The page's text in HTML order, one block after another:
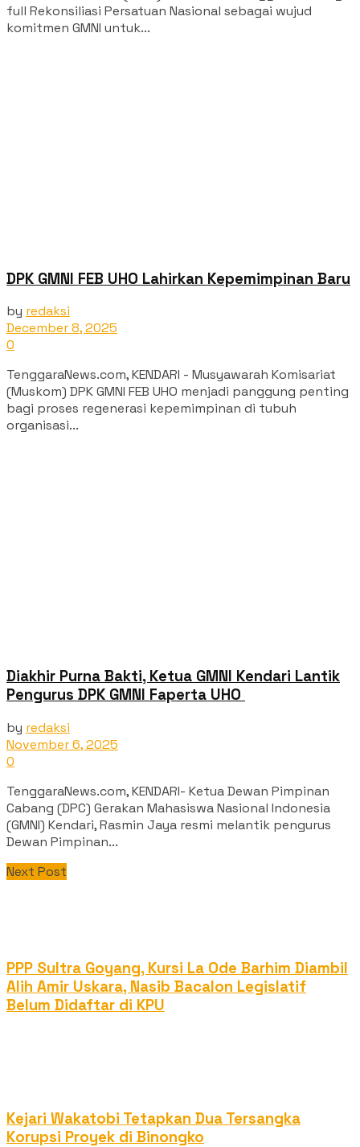
full Rekonsiliasi Persatuan Nasional sebagai wujud
komitmen GMNI untuk...
‎DPK GMNI FEB UHO Lahirkan Kepemimpinan Baru
by redaksi
December 8, 2025
0
‎TenggaraNews.com, KENDARI - Musyawarah Komisariat
(Muskom) DPK GMNI FEB UHO menjadi panggung penting
bagi proses regenerasi kepemimpinan di tubuh
organisasi...
‎Diakhir Purna Bakti, Ketua GMNI Kendari Lantik
Pengurus DPK GMNI Faperta UHO ‎
by redaksi
November 6, 2025
0
TenggaraNews.com, KENDARI- Ketua Dewan Pimpinan
Cabang (DPC) Gerakan Mahasiswa Nasional Indonesia
(GMNI) Kendari, Rasmin Jaya resmi melantik pengurus
Dewan Pimpinan...
Next Post
PPP Sultra Goyang, Kursi La Ode Barhim Diambil
Alih Amir Uskara, Nasib Bacalon Legislatif
Belum Didaftar di KPU
Kejari Wakatobi Tetapkan Dua Tersangka
Korupsi Proyek di Binongko